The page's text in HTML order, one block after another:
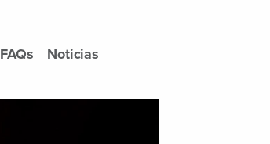
FAQs Noticias